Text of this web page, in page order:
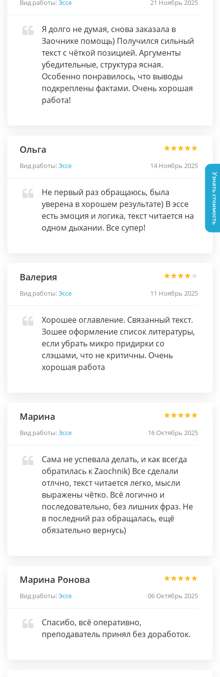
Вид работы:Эссе 21 Ноябрь 2025
Я долго не думая, снова заказала в
Заочнике помощь) Получился сильный
текст с чёткой позицией. Аргументы
убедительные, структура ясная.
Особенно понравилось, что выводы
подкреплены фактами. Очень хорошая
работа!
Ольга
Вид работы:Эссе 14 Ноябрь 2025
Не первый раз обращаюсь, была
уверена в хорошем результате) В эссе
есть эмоция и логика, текст читается на
одном дыхании. Все супер!
Валерия
Вид работы:Эссе 11 Ноябрь 2025
Хорошее оглавление. Связанный текст.
Зошее оформление список литературы,
если убрать микро придирки со
слэшами, что не критичны. Очень
хорошая работа
Марина
Вид работы:Эссе 16 Октябрь 2025
Сама не успевала делать, и как всегда
обратилась к Zaochnik) Все сделали
отлчно, текст читается легко, мысли
выражены чётко. Всё логично и
последовательно, без лишних фраз. Не
в последний раз обращалась, ещё
обязательно вернусь)
Марина Ронова
Вид работы:Эссе 06 Октябрь 2025
Спасибо, всё оперативно,
преподаватель принял без доработок.
Узнать стоимость